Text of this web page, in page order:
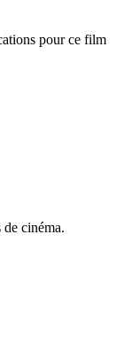
pour ce film
cinéma.